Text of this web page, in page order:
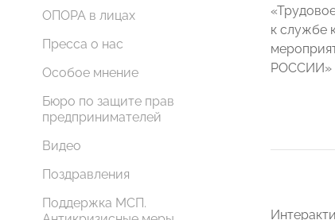
ОПОРА в лицах
Пресса о нас
Особое мнение
Бюро по защите прав
предпринимателей
Видео
Поздравления
Поддержка МСП.
к службе
РОССИИ»